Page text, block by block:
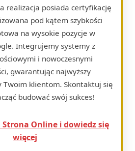
realizacja posiada certyfikację
pod kątem szybkości
na wysokie pozycje w
Integrujemy systemy z
i nowoczesnymi
gwarantując najwyższy
Twoim klientom. Skontaktuj się
budować swój sukces!
Strona Online i dowiedz się
więcej